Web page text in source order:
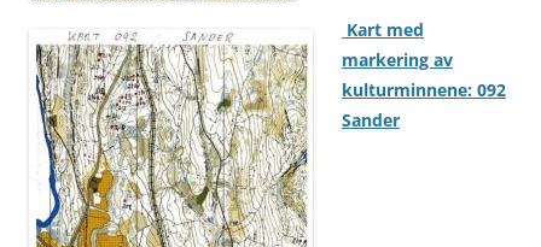
Kart med
markering av
kulturminnene: 092
Sander